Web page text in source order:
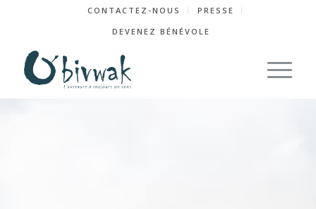
CONTACTEZ-NOUS
PRESSE
DEVENEZ BÉNÉVOLE